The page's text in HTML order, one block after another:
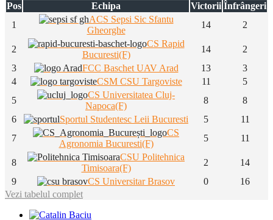
Pos Echipa Victorii Înfrângeri
1
ACS Sepsi Sic Sfantu
Gheorghe
14 2
2
CS Rapid
Bucuresti(F)
14
2
3
FCC Baschet UAV Arad 13
3
4
CSM CSU Targoviste 11
5
5
CS Universitatea Cluj-
Napoca(F)
8
8
6
Sportul Studentesc Leii Bucuresti 5
11
7
CS
Agronomia Bucuresti(F)
5 11
8
CSU Politehnica
Timisoara(F)
2
14
9
CS Universitar Brasov 0
16
Vezi tabelul complet